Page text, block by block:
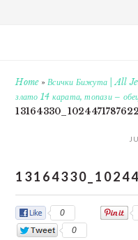
Home»Всички Бижута | All
злато 14 карата, топази –
0
0